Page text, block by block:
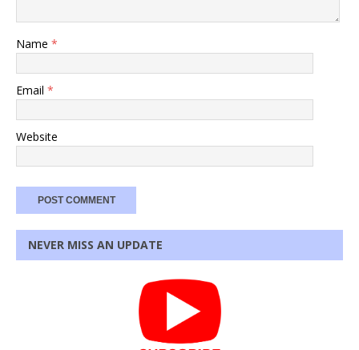
Name *
Email *
Website
NEVER MISS AN UPDATE